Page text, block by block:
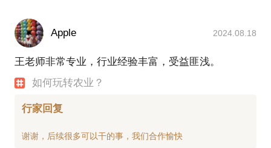
还有不少这方面的资源和渠道。目前自己也正在学习
Apple 2024.08.18
王老师非常专业，行业经验丰富，受益匪浅。
如何玩转农业？
行家回复